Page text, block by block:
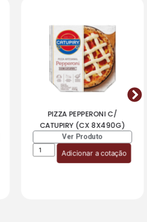
PIZZA PEPPERONI C/
CATUPIRY (CX 8X490G)
Ver Produto
Adicionar a cotação